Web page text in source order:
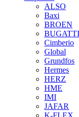
ALSO
Baxi
BROEN
BUGATTI
Cimberio
Global
Grundfos
Hermes
HERZ
HME
IMI
JAFAR
K-FLEX